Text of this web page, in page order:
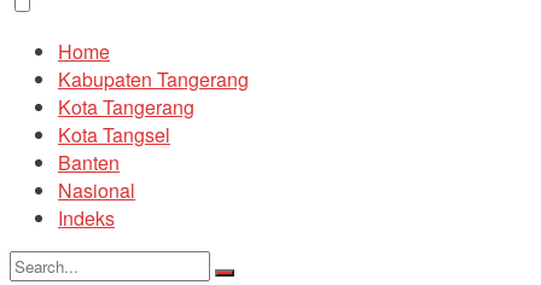
Home
Kabupaten Tangerang
Kota Tangerang
Kota Tangsel
Banten
Nasional
Indeks